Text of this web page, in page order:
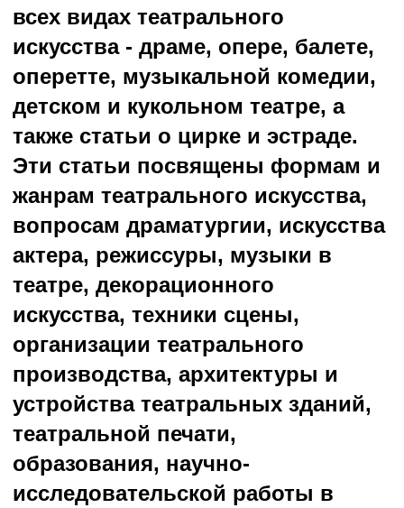
всех видах театрального
искусства - драме, опере, балете,
оперетте, музыкальной комедии,
детском и кукольном театре, а
также статьи о цирке и эстраде.
Эти статьи посвящены формам и
жанрам театрального искусства,
вопросам драматургии, искусства
актера, режиссуры, музыки в
театре, декорационного
искусства, техники сцены,
организации театрального
производства, архитектуры и
устройства театральных зданий,
театральной печати,
образования, научно-
исследовательской работы в